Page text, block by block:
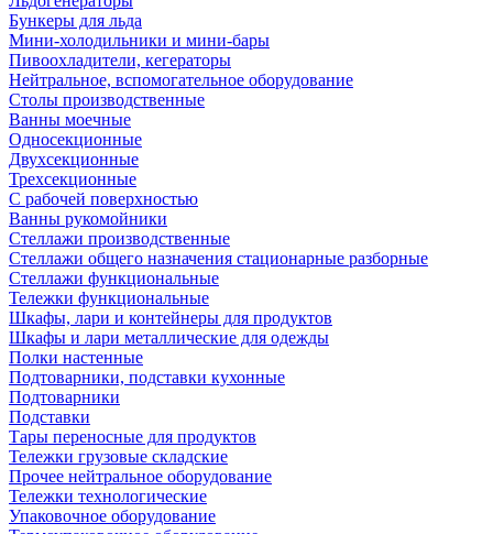
Бункеры для льда
Мини-холодильники и мини-бары
Пивоохладители, кегераторы
Нейтральное, вспомогательное оборудование
Столы производственные
Ванны моечные
Односекционные
Двухсекционные
Трехсекционные
С рабочей поверхностью
Ванны рукомойники
Стеллажи производственные
Стеллажи общего назначения стационарные разборные
Стеллажи функциональные
Тележки функциональные
Шкафы, лари и контейнеры для продуктов
Шкафы и лари металлические для одежды
Полки настенные
Подтоварники, подставки кухонные
Подтоварники
Подставки
Тары переносные для продуктов
Тележки грузовые складские
Прочее нейтральное оборудование
Тележки технологические
Упаковочное оборудование